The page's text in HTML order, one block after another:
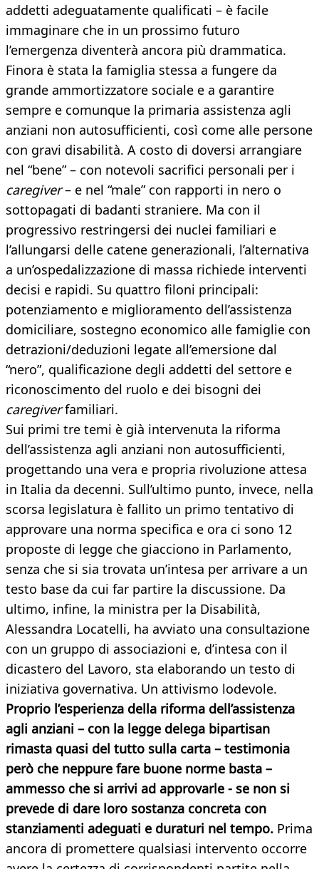
addetti adeguatamente qualificati – è facile
immaginare che in un prossimo futuro
l’emergenza diventerà ancora più drammatica.
Finora è stata la famiglia stessa a fungere da
grande ammortizzatore sociale e a garantire
sempre e comunque la primaria assistenza agli
anziani non autosufficienti, così come alle persone
con gravi disabilità. A costo di doversi arrangiare
nel “bene” – con notevoli sacrifici personali per i
caregiver– e nel “male” con rapporti in nero o
sottopagati di badanti straniere. Ma con il
progressivo restringersi dei nuclei familiari e
l’allungarsi delle catene generazionali, l’alternativa
a un’ospedalizzazione di massa richiede interventi
decisi e rapidi. Su quattro filoni principali:
potenziamento e miglioramento dell’assistenza
domiciliare, sostegno economico alle famiglie con
detrazioni/deduzioni legate all’emersione dal
“nero”, qualificazione degli addetti del settore e
riconoscimento del ruolo e dei bisogni dei
caregiverfamiliari.
Sui primi tre temi è già intervenuta la riforma
dell’assistenza agli anziani non autosufficienti,
progettando una vera e propria rivoluzione attesa
in Italia da decenni. Sull’ultimo punto, invece, nella
scorsa legislatura è fallito un primo tentativo di
approvare una norma specifica e ora ci sono 12
proposte di legge che giacciono in Parlamento,
senza che si sia trovata un’intesa per arrivare a un
testo base da cui far partire la discussione. Da
ultimo, infine, la ministra per la Disabilità,
Alessandra Locatelli, ha avviato una consultazione
con un gruppo di associazioni e, d’intesa con il
dicastero del Lavoro, sta elaborando un testo di
iniziativa governativa. Un attivismo lodevole.
Proprio l’esperienza della riforma dell’assistenza
agli anziani – con la legge delega bipartisan
rimasta quasi del tutto sulla carta – testimonia
però che neppure fare buone norme basta –
ammesso che si arrivi ad approvarle - se non si
prevede di dare loro sostanza concreta con
stanziamenti adeguati e duraturi nel tempo. Prima
ancora di promettere qualsiasi intervento occorre